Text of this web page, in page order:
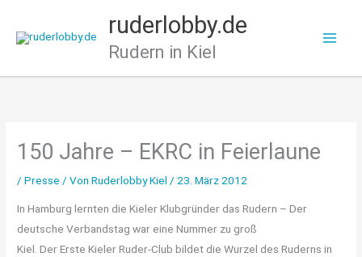
Inhalt
ruderlobby.de
Rudern in Kiel
150 Jahre – EKRC in Feierlaune
/Presse / VonRuderlobby Kiel /23. März 2012
In Hamburg lernten die Kieler Klubgründer das Rudern – Der
deutsche Verbandstag war eine Nummer zu groß
Kiel. Der Erste Kieler Ruder-Club bildet die Wurzel des Ruderns in